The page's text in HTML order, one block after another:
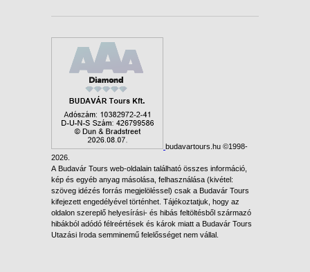
budavartours.hu ©1998-
2026.
A Budavár Tours web-oldalain található összes információ,
kép és egyéb anyag másolása, felhasználása (kivétel:
szöveg idézés forrás megjelöléssel) csak a Budavár Tours
kifejezett engedélyével történhet. Tájékoztatjuk, hogy az
oldalon szereplő helyesírási- és hibás feltöltésből származó
hibákból adódó félreértések és károk miatt a Budavár Tours
Utazási Iroda semminemű felelősséget nem vállal.